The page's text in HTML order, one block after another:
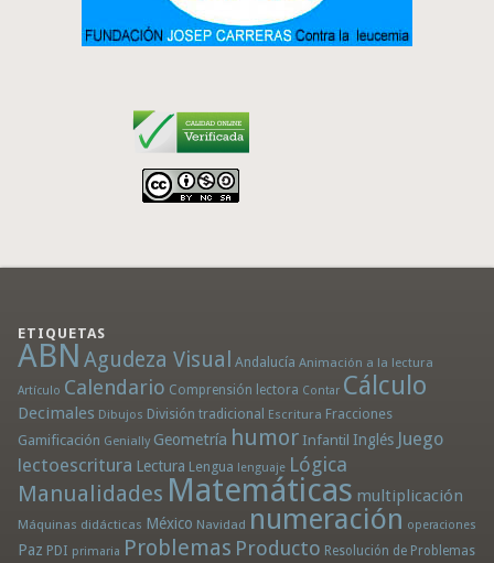
ETIQUETAS
ABN Agudeza Visual Andalucía Animación a la lectura
Artículo Calendario Comprensión lectora Contar Cálculo
Decimales Dibujos División tradicional Escritura Fracciones
Gamificación Genially Geometría humor Infantil Inglés Juego
lectoescritura Lectura Lengua lenguaje Lógica
Manualidades Matemáticas multiplicación
Máquinas didácticas México Navidad numeración operaciones
Paz PDI primaria Problemas Producto Resolución de Problemas